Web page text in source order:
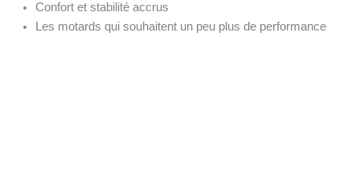
Confort et stabilité accrus
Les motards qui souhaitent un peu plus de performance